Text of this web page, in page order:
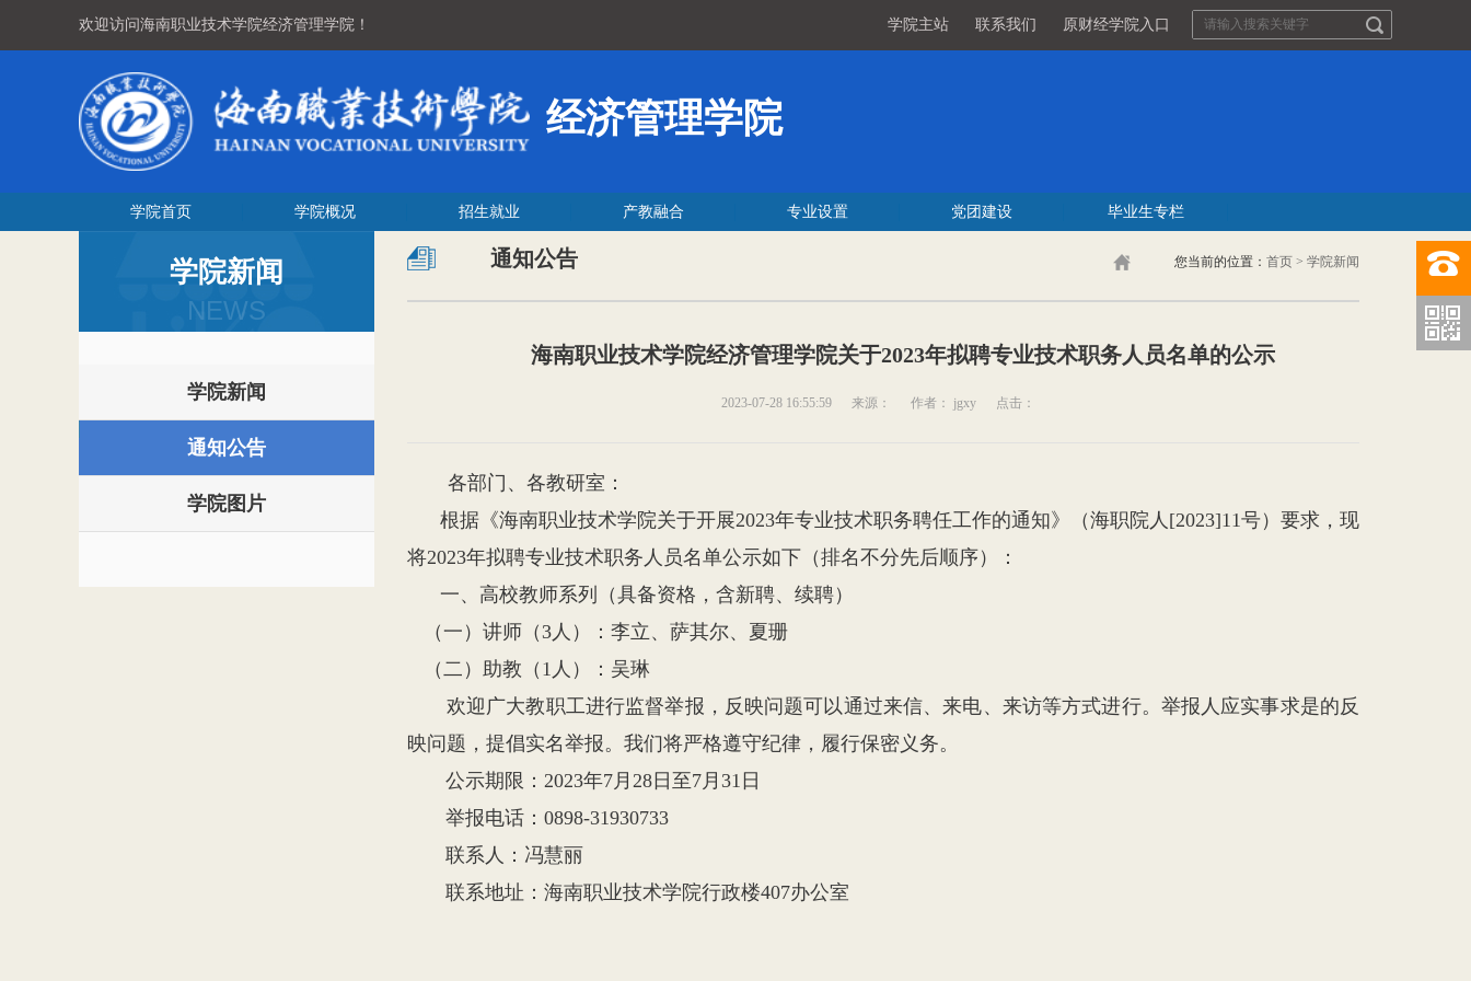
欢迎访问海南职业技术学院经济管理学院！ 学院主站 联系我们 原财经学院入口
经济管理学院
学院首页 学院概况 招生就业 产教融合 专业设置 党团建设 毕业生专栏
学院新闻
NEWS
学院新闻
通知公告
学院图片
通知公告 您当前的位置： 首页 > 学院新闻
海南职业技术学院经济管理学院关于2023年拟聘专业技术职务人员名单的公示
2023-07-28 16:55:59 来源： 作者： jgxy 点击：
各部门、各教研室：
根据《海南职业技术学院关于开展2023年专业技术职务聘任工作的通知》（海职院人[2023]11号）要求，现
将2023年拟聘专业技术职务人员名单公示如下（排名不分先后顺序）：
一、高校教师系列（具备资格，含新聘、续聘）
（一）讲师（3人）：李立、萨其尔、夏珊
（二）助教（1人）：吴琳
欢迎广大教职工进行监督举报，反映问题可以通过来信、来电、来访等方式进行。举报人应实事求是的反
映问题，提倡实名举报。我们将严格遵守纪律，履行保密义务。
公示期限：2023年7月28日至7月31日
举报电话：0898-31930733
联系人：冯慧丽
联系地址：海南职业技术学院行政楼407办公室